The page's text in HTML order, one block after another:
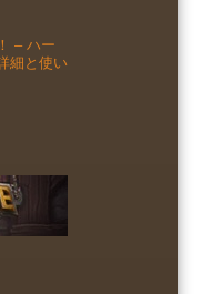
– ハー
細と使い